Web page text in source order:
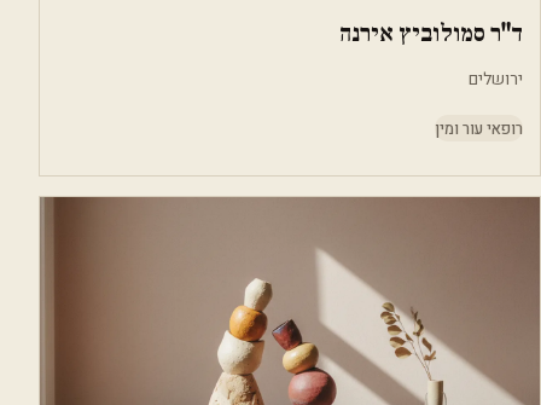
ד"ר סמולוביץ אירנה
ירושלים
רופאי עור ומין